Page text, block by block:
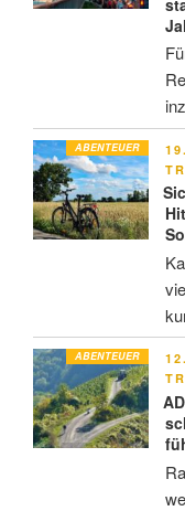
ABENTEUER
AM
ABENTEUER